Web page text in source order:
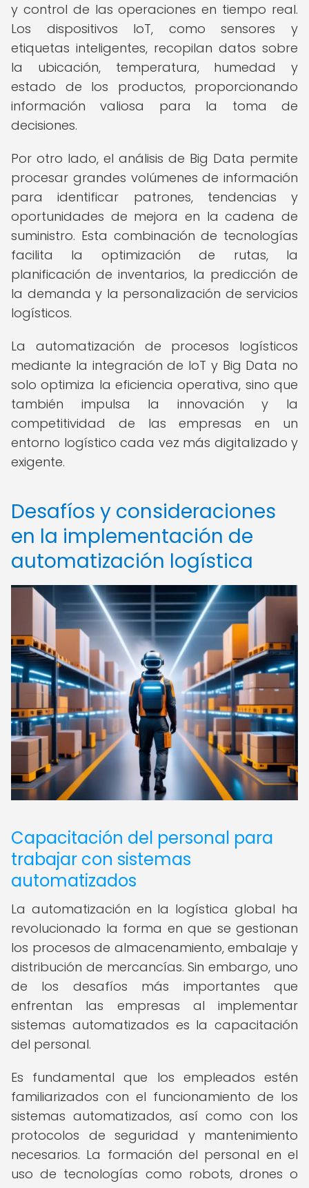
y control de las operaciones en tiempo real.
Los dispositivos IoT, como sensores y
etiquetas inteligentes, recopilan datos sobre
la ubicación, temperatura, humedad y
estado de los productos, proporcionando
información valiosa para la toma de
decisiones.
Por otro lado, el análisis de Big Data permite
procesar grandes volúmenes de información
para identificar patrones, tendencias y
oportunidades de mejora en la cadena de
suministro. Esta combinación de tecnologías
facilita la optimización de rutas, la
planificación de inventarios, la predicción de
la demanda y la personalización de servicios
logísticos.
La automatización de procesos logísticos
mediante la integración de IoT y Big Data no
solo optimiza la eficiencia operativa, sino que
también impulsa la innovación y la
competitividad de las empresas en un
entorno logístico cada vez más digitalizado y
exigente.
Desafíos y consideraciones
en la implementación de
automatización logística
Capacitación del personal para
trabajar con sistemas
automatizados
La automatización en la logística global ha
revolucionado la forma en que se gestionan
los procesos de almacenamiento, embalaje y
distribución de mercancías. Sin embargo, uno
de los desafíos más importantes que
enfrentan las empresas al implementar
sistemas automatizados es la capacitación
del personal.
Es fundamental que los empleados estén
familiarizados con el funcionamiento de los
sistemas automatizados, así como con los
protocolos de seguridad y mantenimiento
necesarios. La formación del personal en el
uso de tecnologías como robots, drones o